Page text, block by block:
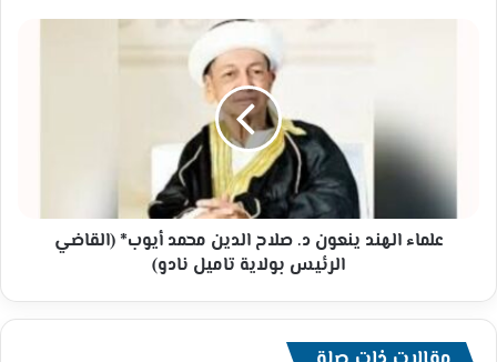
محمد
أيوب*
(القاضي
الرئيس
نادو)
علماء الهند ينعون د. صلاح الدين محمد أيوب* (القاضي
الرئيس بولاية تاميل نادو)